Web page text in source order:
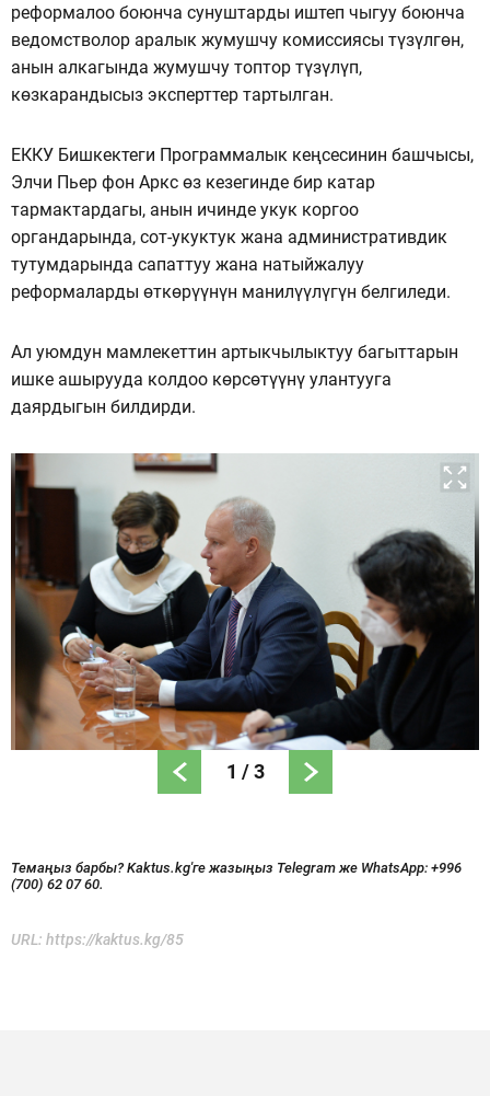
реформалоо боюнча сунуштарды иштеп чыгуу боюнча
ведомстволор аралык жумушчу комиссиясы түзүлгөн,
анын алкагында жумушчу топтор түзүлүп,
көзкарандысыз эксперттер тартылган.
ЕККУ Бишкектеги Программалык кеңсесинин башчысы,
Элчи Пьер фон Аркс өз кезегинде бир катар
тармактардагы, анын ичинде укук коргоо
органдарында, сот-укуктук жана административдик
тутумдарында сапаттуу жана натыйжалуу
реформаларды өткөрүүнүн манилүүлүгүн белгиледи.
Ал уюмдун мамлекеттин артыкчылыктуу багыттарын
ишке ашырууда колдоо көрсөтүүнү улантууга
даярдыгын билдирди.
1 /3
Темаңыз барбы? Kaktus.kg'ге жазыңыз Telegram же WhatsApp: +996
(700) 62 07 60.
URL: https://kaktus.kg/85